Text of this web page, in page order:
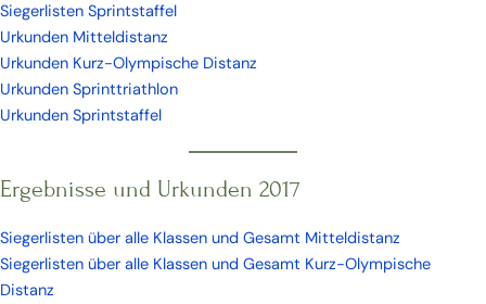
Siegerlisten Sprintstaffel
Urkunden Mitteldistanz
Urkunden Kurz-Olympische Distanz
Urkunden Sprinttriathlon
Urkunden Sprintstaffel
Ergebnisse und Urkunden 2017
Siegerlisten über alle Klassen und Gesamt Mitteldistanz
Siegerlisten über alle Klassen und Gesamt Kurz-Olympische
Distanz